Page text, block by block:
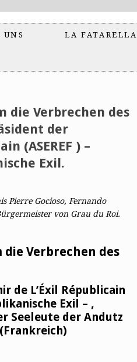
UNS LA FATARELLA
die Verbrechen des
der
(ASEREF ) –
Exil.
Pierre Gocioso, Fernando
von Grau du Roi.
Verbrechen des
de L’Éxil Républicain
Exil – ,
Seeleute der Andutz